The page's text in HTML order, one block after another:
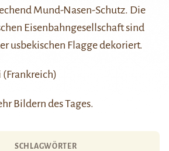
Mund-Nasen-Schutz. Die
Eisenbahngesellschaft sind
usbekischen Flagge dekoriert.
(Frankreich)
Bildern des Tages.
SCHLAGWÖRTER